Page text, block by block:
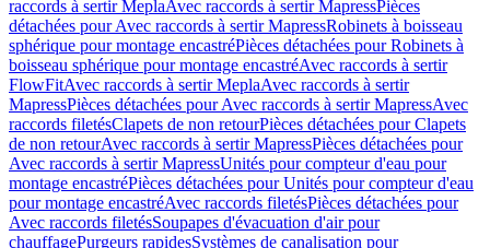
raccords à sertir MeplaAvec raccords à sertir MapressPièces
détachées pour Avec raccords à sertir MapressRobinets à boisseau
sphérique pour montage encastréPièces détachées pour Robinets à
boisseau sphérique pour montage encastréAvec raccords à sertir
FlowFitAvec raccords à sertir MeplaAvec raccords à sertir
MapressPièces détachées pour Avec raccords à sertir MapressAvec
raccords filetésClapets de non retourPièces détachées pour Clapets
de non retourAvec raccords à sertir MapressPièces détachées pour
Avec raccords à sertir MapressUnités pour compteur d'eau pour
montage encastréPièces détachées pour Unités pour compteur d'eau
pour montage encastréAvec raccords filetésPièces détachées pour
Avec raccords filetésSoupapes d'évacuation d'air pour
chauffagePurgeurs rapidesSystèmes de canalisation pour